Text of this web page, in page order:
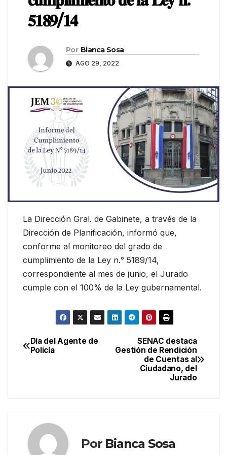
𝟓𝟏𝟖𝟗/𝟏𝟒
Por Bianca Sosa
AGO 29, 2022
La Dirección Gral. de Gabinete, a través de la
Dirección de Planificación, informó que,
conforme al monitoreo del grado de
cumplimiento de la Ley n.° 5189/14,
correspondiente al mes de junio, el Jurado
cumple con el 100% de la Ley gubernamental.
Navegación
SENAC destaca
Gestión de Rendición
de Cuentas al
Ciudadano, del
Jurado
Día del Agente de
Policía
Por Bianca Sosa